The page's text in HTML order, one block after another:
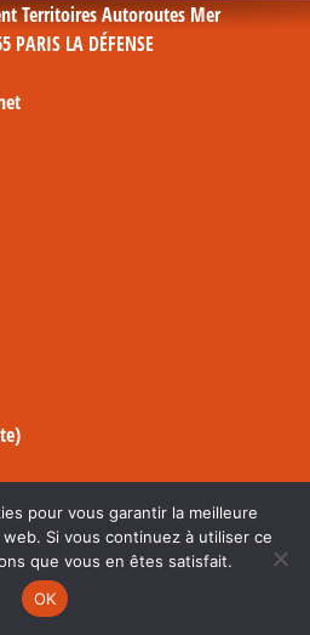
Territoires Autoroutes Mer
PARIS LA DÉFENSE
pour vous garantir la meilleure
Si vous continuez à utiliser ce
que vous en êtes satisfait.
OK